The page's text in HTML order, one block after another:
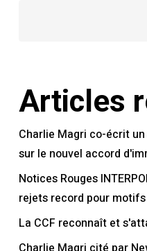
Articles
Charlie Magri co-écrit
sur le nouvel accord
Notices Rouges
rejets record pour
La CCF reconnaît et